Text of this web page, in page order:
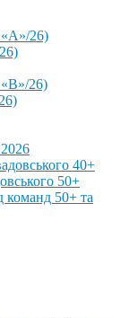
26)
26)
40+
50+
команд 50+ та